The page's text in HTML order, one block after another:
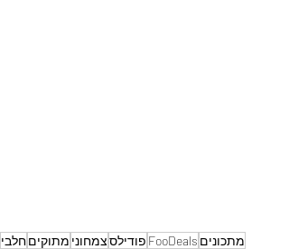
מתכונים FooDeals פודילסצמחוני מתוקיםחלבי